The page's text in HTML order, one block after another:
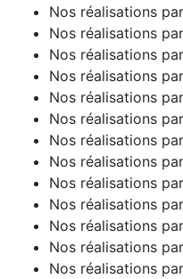
Nos réalisations
Nos réalisations
Nos réalisations
Nos réalisations
Nos réalisations
Nos réalisations
Nos réalisations
Nos réalisations
Nos réalisations
Nos réalisations
Nos réalisations
Nos réalisations
Nos réalisations